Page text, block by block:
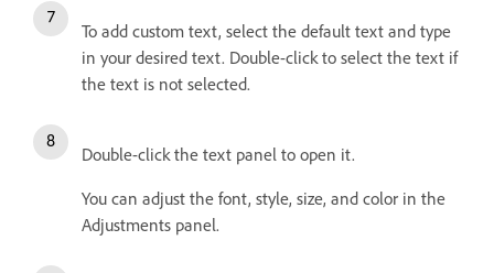
To add custom text, select the default text and type
in your desired text. Double-click to select the text if
the text is not selected.
Double-click the text panel to open it.
You can adjust the font, style, size, and color in the
Adjustments panel.